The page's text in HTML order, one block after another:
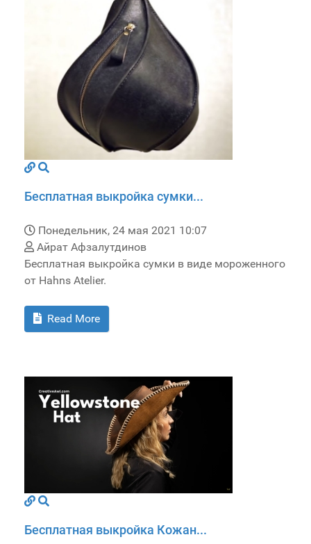
Бесплатная выкройка сумки...
Понедельник, 24 мая 2021 10:07
Айрат Афзалутдинов
Бесплатная выкройка сумки в виде мороженного
от Hahns Atelier.
Read More
Бесплатная выкройка Кожан...